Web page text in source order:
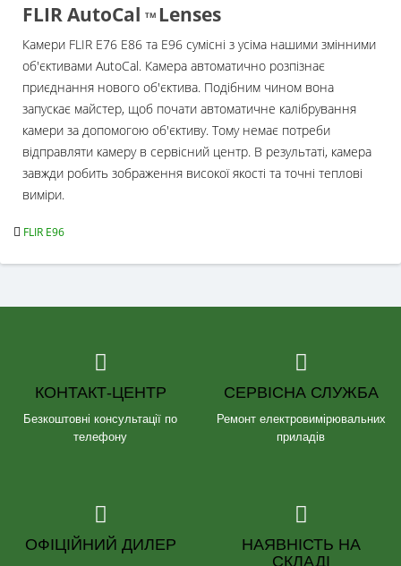
FLIR AutoCal ТМ Lenses
Камери FLIR E76 E86 та E96 сумісні з усіма нашими змінними
об'єктивами AutoCal. Камера автоматично розпізнає
приєднання нового об'єктива. Подібним чином вона
запускає майстер, щоб почати автоматичне калібрування
камери за допомогою об'єктиву. Тому немає потреби
відправляти камеру в сервісний центр. В результаті, камера
завжди робить зображення високої якості та точні теплові
виміри.
FLIR E96
КОНТАКТ-ЦЕНТР
Безкоштовні консультації по
телефону
СЕРВІСНА СЛУЖБА
Ремонт електровимірювальних
приладів
ОФІЦІЙНИЙ ДИЛЕР
НАЯВНІСТЬ НА
СКЛАДІ